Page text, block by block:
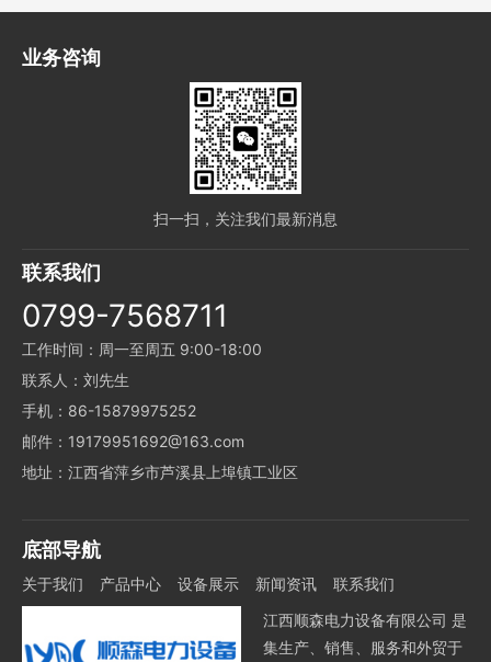
业务咨询
扫一扫，关注我们最新消息
联系我们
0799-7568711
工作时间：周一至周五 9:00-18:00
联系人：刘先生
手机：86-15879975252
邮件：19179951692@163.com
地址：江西省萍乡市芦溪县上埠镇工业区
底部导航
关于我们 产品中心 设备展示 新闻资讯
联系我们
江西顺森电力设备有限公司 是
集生产、销售、服务和外贸于